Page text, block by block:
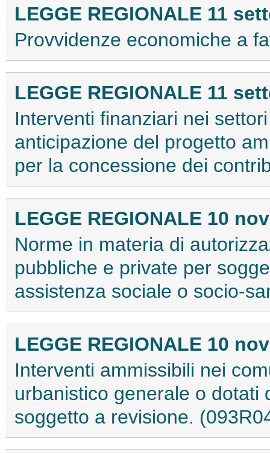
LEGGE REGIONALE 11
Provvidenze economiche a
LEGGE REGIONALE 11
Interventi finanziari nei
anticipazione del progetto
per la concessione dei
LEGGE REGIONALE 10
Norme in materia di
pubbliche e private per
assistenza sociale o socio-
LEGGE REGIONALE 10
Interventi ammissibili nei
urbanistico generale o dotati
soggetto a revisione.